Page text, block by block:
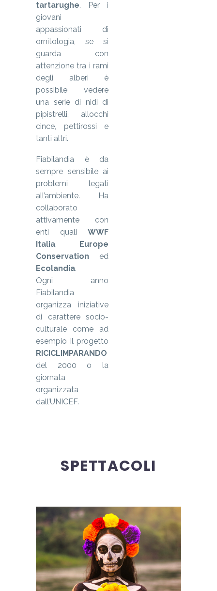
tartarughe. Per i
giovani
appassionati di
ornitologia, se si
guarda con
attenzione tra i rami
degli alberi è
possibile vedere
una serie di nidi di
pipistrelli, allocchi
cince, pettirossi e
tanti altri.
Fiabilandia è da
sempre sensibile ai
problemi legati
all’ambiente. Ha
collaborato
attivamente con
enti quali WWF
Italia, Europe
Conservation ed
Ecolandia.
Ogni anno
Fiabilandia
organizza iniziative
di carattere socio-
culturale come ad
esempio il progetto
RICICLIMPARANDO
del 2000 o la
giornata
organizzata
dall’UNICEF.
SPETTACOLI